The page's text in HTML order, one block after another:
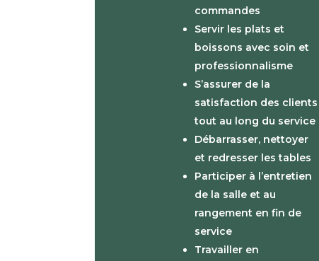
commandes
Servir les plats et
boissons avec soin et
professionnalisme
S’assurer de la
satisfaction des clients
tout au long du service
Débarrasser, nettoyer
et redresser les tables
Participer à l’entretien
de la salle et au
rangement en fin de
service
Travailler en